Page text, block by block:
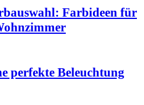
Farbideen für
perfekte Beleuchtung